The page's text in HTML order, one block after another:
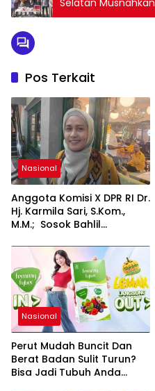
Pos Terkait
Nasional
Anggota Komisi X DPR RI Dr.
Hj. Karmila Sari, S.Kom.,
M.M.; Sosok Bahlil
Sumber Inspirasi bagi
Generasi Muda, Pelaku
Usaha, Pemerintah,
maupun Pemangku
Kepentingan lainnya untuk
bersama-sama
Memberikan Kontribusi
bagi Pembangunan
Nasional.
Nasional
Perut Mudah Buncit Dan
Berat Badan Sulit Turun?
Bisa Jadi Tubuh Anda